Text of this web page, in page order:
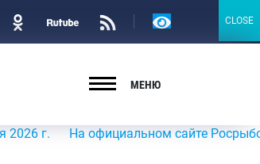
Версия
МЕНЮ
На официальном сайте Росрыболовства в
CLOSE
CLOSE